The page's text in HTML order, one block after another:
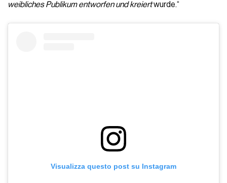
weibliches Publikum entworfen und kreiertwurde.“
Visualizza questo post su Instagram